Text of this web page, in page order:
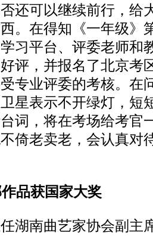
还可以继续前行，给
。在得知《一年级》
习平台、评委老师和
评，并报名了北京考
专业评委的考核。在
星表示不开绿灯，短
词，将在考场给考官
倚老卖老，会认真对
品获国家大奖
南曲艺家协会副主